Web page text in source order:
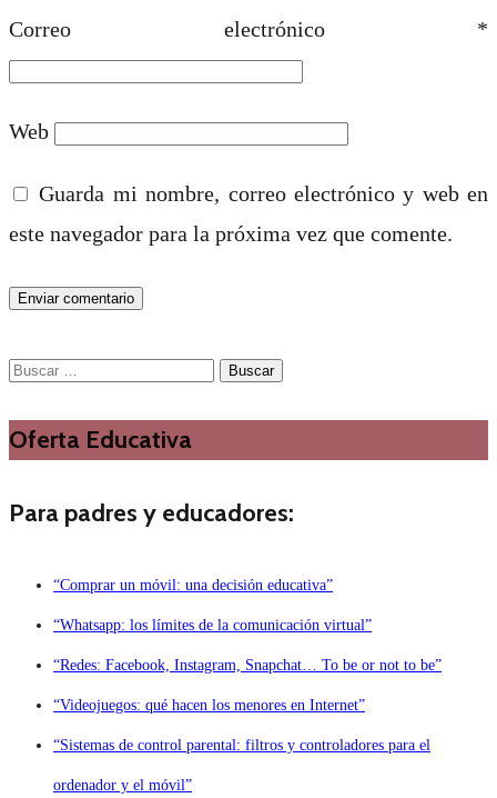
Correo electrónico *
Web
Guarda mi nombre, correo electrónico y web en
este navegador para la próxima vez que comente.
Buscar:
Oferta Educativa
Para padres y educadores:
“Comprar un móvil: una decisión educativa”
“Whatsapp: los límites de la comunicación virtual”
“Redes: Facebook, Instagram, Snapchat… To be or not to be”
“Videojuegos: qué hacen los menores en Internet”
“Sistemas de control parental: filtros y controladores para el
ordenador y el móvil”